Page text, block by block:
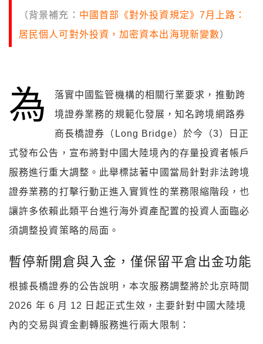
（背景補充： 中國首部《對外投資規定》7月上路：
居民個人可對外投資，加密資本出海現新變數）
為
落實中國監管機構的相關行業要求，推動跨
境證券業務的規範化發展，知名跨境網路券
商長橋證券（Long Bridge）於今（3）日正
式發布公告，宣布將對中國大陸境內的存量投資者帳戶
服務進行重大調整。此舉標誌著中國當局針對非法跨境
證券業務的打擊行動正進入實質性的業務限縮階段，也
讓許多依賴此類平台進行海外資產配置的投資人面臨必
須調整投資策略的局面。
暫停新開倉與入金，僅保留平倉出金功能
根據長橋證券的公告說明，本次服務調整將於北京時間
2026 年 6 月 12 日起正式生效，主要針對中國大陸境
內的交易與資金劃轉服務進行兩大限制：